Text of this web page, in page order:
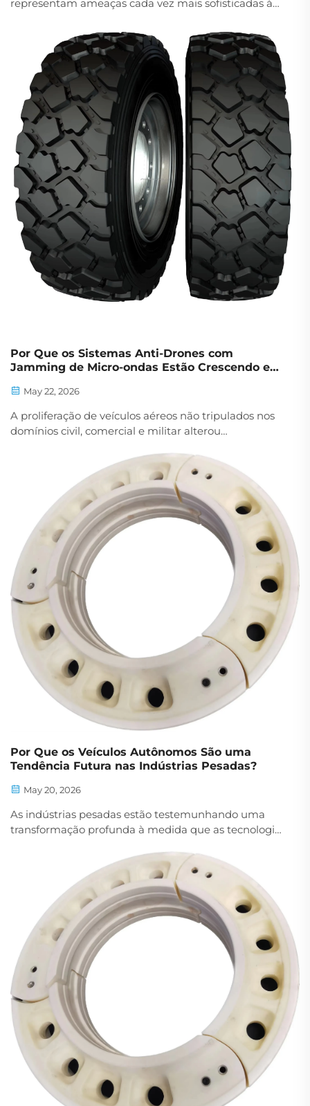
representam ameaças cada vez mais sofisticadas à
instalações de alta segurança, as organizações
buscam contramedidas avançadas que ofereçam
proteção confiável com...
Por Que os Sistemas Anti-Drones com
Jamming de Micro-ondas Estão Crescendo em
May 22, 2026
A proliferação de veículos aéreos não tripulados nos
domínios civil, comercial e militar alterou
espaço aéreo e da avaliação de ameaças. À medida
que os drones se tornam cada vez mais acessíveis,
baratos e tecnologicamente avançados...
Por Que os Veículos Autônomos São uma
Tendência Futura nas Indústrias Pesadas?
May 20, 2026
As indústrias pesadas estão testemunhando uma
transformação profunda à medida que as tecnologias
operacionais nos setores de mineração, construção,
logística e manufatura. Entre os desenvolvimentos
mais significativos que impulsionam essa evolução
estão os sistemas de acionamento...